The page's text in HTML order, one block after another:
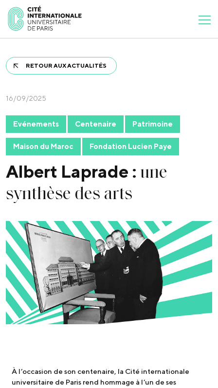
RETOUR AUX ACTUALITÉS
16/09/2025
Evénements Centenaire Patrimoine
Maison du Maroc Fondation Lucien Paye
Albert Laprade : une
synthèse des arts
À l’occasion de son centenaire, la Cité internationale
universitaire de Paris rend hommage à l’un de ses